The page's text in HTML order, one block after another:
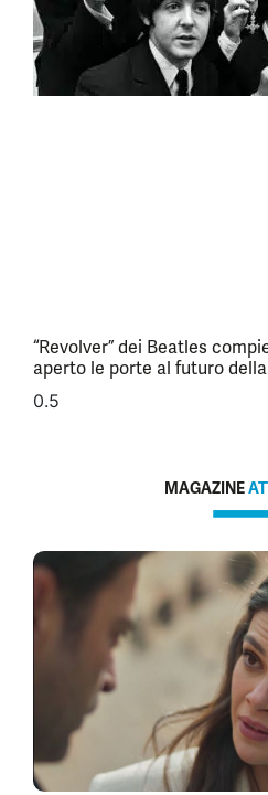
“Revolver” dei Beatles
aperto le porte al futuro
MAGAZINE